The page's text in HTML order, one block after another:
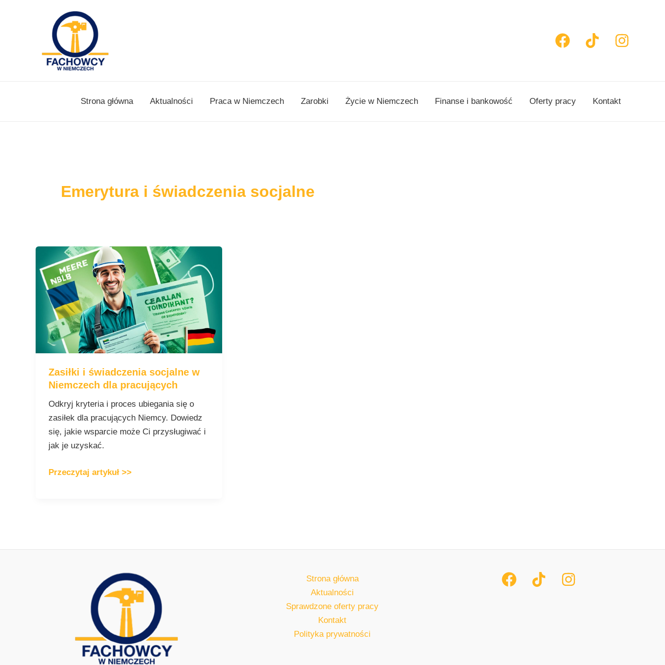
Strona główna Aktualności Praca w Niemczech Zarobki Życie w Niemczech Finanse i bankowość Oferty pracy Kontakt
Emerytura i świadczenia socjalne
Zasiłki i świadczenia socjalne w
Niemczech dla pracujących
Odkryj kryteria i proces ubiegania się o
zasiłek dla pracujących Niemcy. Dowiedz
się, jakie wsparcie może Ci przysługiwać i
jak je uzyskać.
Zasiłki
i
świadczenia
socjalne
w
Niemczech
dla
pracujących
Przeczytaj artykuł >>
Strona główna
Aktualności
Sprawdzone oferty pracy
Kontakt
Polityka prywatności